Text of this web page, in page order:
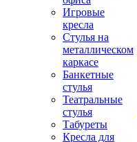
Игровые
кресла
Стулья на
металлическом
каркасе
Банкетные
стулья
Театральные
стулья
Табуреты
Кресла для